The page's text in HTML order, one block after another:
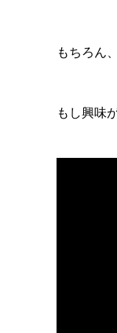
もちろん
もし興味